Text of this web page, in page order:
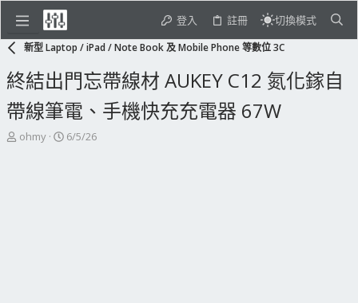
登入 註冊 切換模式
新型 Laptop / iPad / Note Book 及 Mobile Phone 等數位 3C
終結出門忘帶線材 AUKEY C12 氮化鎵自
帶線筆電、手機快充充電器 67W
主
ohmy
開
6/5/26